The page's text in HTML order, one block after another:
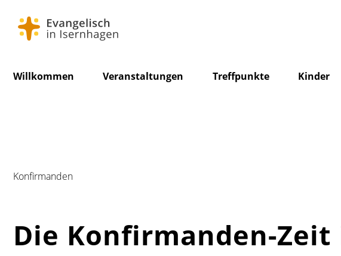
überspringen
Willkommen Veranstaltungen Treffpunkte Kinder
Konfirmanden
Die Konfirmanden-